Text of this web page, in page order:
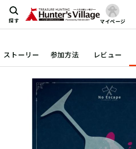
探す マイページ
ストーリー 参加方法 レビュー